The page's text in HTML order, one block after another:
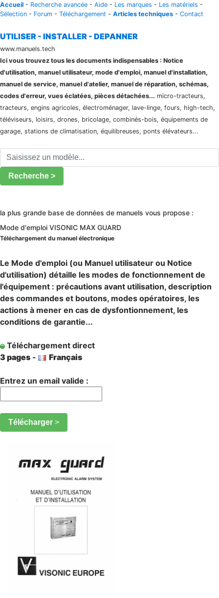
Accueil - Recherche avancée - Aide - Les marques - Les matériels -
Sélection - Forum - Téléchargement - Articles techniques - Contact
UTILISER - INSTALLER - DEPANNER
www.manuels.tech
Ici vous trouvez tous les documents indispensables : Notice
d'utilisation, manuel utilisateur, mode d'emploi, manuel d'installation,
manuel de service, manuel d'atelier, manuel de réparation, schémas,
codes d'erreur, vues éclatées, pièces détachées... micro-tracteurs,
tracteurs, engins agricoles, électroménager, lave-linge, fours, high-tech,
téléviseurs, loisirs, drones, bricolage, combinés-bois, équipements de
garage, stations de climatisation, équilibreuses, ponts élévateurs...
Recherche >
la plus grande base de données de manuels vous propose :
Mode d'emploi VISONIC MAX GUARD
Téléchargement du manuel électronique
Le Mode d'emploi (ou Manuel utilisateur ou Notice
d'utilisation) détaille les modes de fonctionnement de
l'équipement : précautions avant utilisation, description
des commandes et boutons, modes opératoires, les
actions à mener en cas de dysfontionnement, les
conditions de garantie...
Téléchargement direct
3 pages - Français
Entrez un email valide :
Télécharger >